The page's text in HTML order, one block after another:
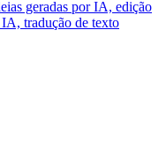
geradas por IA, edição
IA, tradução de texto